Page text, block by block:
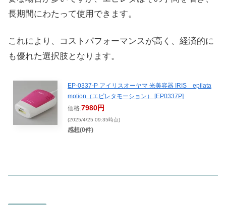
長期間にわたって使用できます。
これにより、コストパフォーマンスが高く、経済的に
も優れた選択肢となります。
EP-0337-P アイリスオーヤマ 光美容器 IRIS epilata
motion（エピレタモーション） [EP0337P]
価格:7980円
(2025/4/25 09:35時点)
感想(0件)